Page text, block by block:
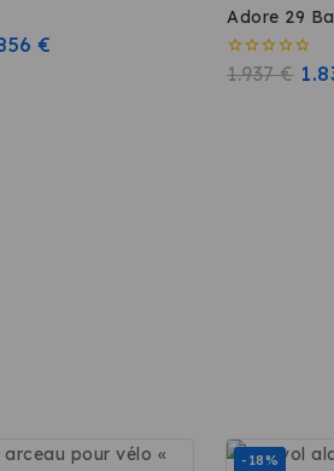
€
Adore 29
0
1.937€
-18%